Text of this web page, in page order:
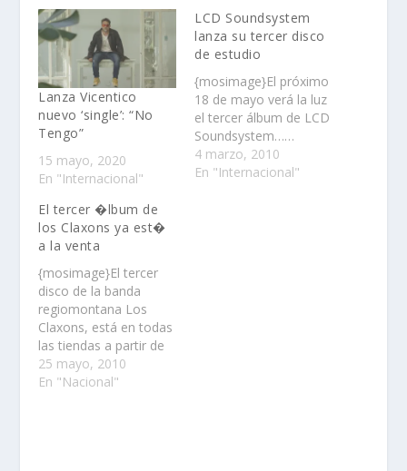
Lanza Vicentico
nuevo ‘single’: “No
Tengo”
15 mayo, 2020
En "Internacional"
LCD Soundsystem
lanza su tercer disco
de estudio
{mosimage}El próximo
18 de mayo verá la luz
el tercer álbum de LCD
Soundsystem……
4 marzo, 2010
En "Internacional"
El tercer �lbum de
los Claxons ya est�
a la venta
{mosimage}El tercer
disco de la banda
regiomontana Los
Claxons, está en todas
las tiendas a partir de
hoy. El álbum
homónimo contiene el
25 mayo, 2010
En "Nacional"